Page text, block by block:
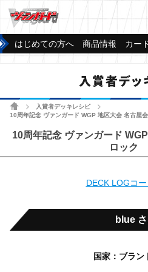
はじめての方へ 商品情報 カー
入賞者デッ
ホーム 入賞者デッキレシピ
10周年記念 ヴァンガード WGP 地区大会 名古屋
10周年記念 ヴァンガード
ロック
DECK LOGコ
blue
国家：ブラン